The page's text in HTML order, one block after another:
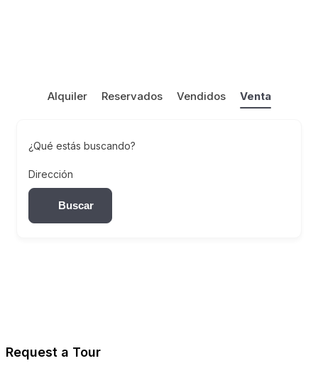
Alquiler Reservados Vendidos Venta
¿Qué estás buscando?
Dirección
Buscar
Request a Tour